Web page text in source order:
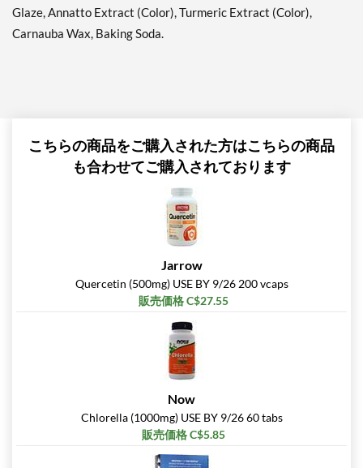
ディスカウント％ 71%
SALE!
ディスカウント％ 63%
カートに入れる »
Lemon Cake 12 bars
販売価格: C$29.32
カートに入れる »
Maple Glazed Doughnut
販売価格: C$29.32
ディスカウント％ 63%
カートに入れる »
Peanut Butter Cup 12 bars
販売価格: C$29.32
Glaze, Annatto Extract (Color), Turmeric Extract (Color),
Carnauba Wax, Baking Soda.
こちらの商品をご購入された方はこちらの商品
も合わせてご購入されております
Jarrow
Quercetin (500mg) USE BY 9/26 200 vcaps
販売価格 C$27.55
Now
Chlorella (1000mg) USE BY 9/26 60 tabs
販売価格 C$5.85